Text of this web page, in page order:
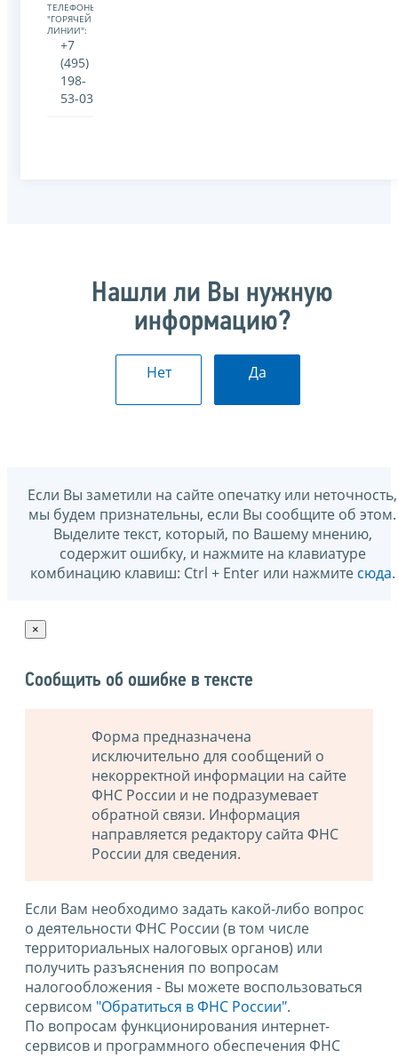
ТЕЛЕФОНЫ
"ГОРЯЧЕЙ
ЛИНИИ":
+7
(495)
198-
53-03
Нашли ли Вы нужную
информацию?
Нет Да
Если Вы заметили на сайте опечатку или неточность,
мы будем признательны, если Вы сообщите об этом.
Выделите текст, который, по Вашему мнению,
содержит ошибку, и нажмите на клавиатуре
комбинацию клавиш: Ctrl + Enter или нажмите сюда.
×
Сообщить об ошибке в тексте
Форма предназначена
исключительно для сообщений о
некорректной информации на сайте
ФНС России и не подразумевает
обратной связи. Информация
направляется редактору сайта ФНС
России для сведения.
Если Вам необходимо задать какой-либо вопрос
о деятельности ФНС России (в том числе
территориальных налоговых органов) или
получить разъяснения по вопросам
налогообложения - Вы можете воспользоваться
сервисом "Обратиться в ФНС России".
По вопросам функционирования интернет-
сервисов и программного обеспечения ФНС